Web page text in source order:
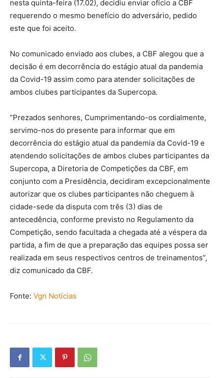
nesta quinta-feira (17.02), decidiu enviar ofício a CBF
requerendo o mesmo benefício do adversário, pedido
este que foi aceito.
No comunicado enviado aos clubes, a CBF alegou que a
decisão é em decorrência do estágio atual da pandemia
da Covid-19 assim como para atender solicitações de
ambos clubes participantes da Supercopa.
“Prezados senhores, Cumprimentando-os cordialmente,
servimo-nos do presente para informar que em
decorrência do estágio atual da pandemia da Covid-19 e
atendendo solicitações de ambos clubes participantes da
Supercopa, a Diretoria de Competições da CBF, em
conjunto com a Presidência, decidiram excepcionalmente
autorizar que os clubes participantes não cheguem à
cidade-sede da disputa com três (3) dias de
antecedência, conforme previsto no Regulamento da
Competição, sendo facultada a chegada até a véspera da
partida, a fim de que a preparação das equipes possa ser
realizada em seus respectivos centros de treinamentos”,
diz comunicado da CBF.
Fonte: Vgn Notícias